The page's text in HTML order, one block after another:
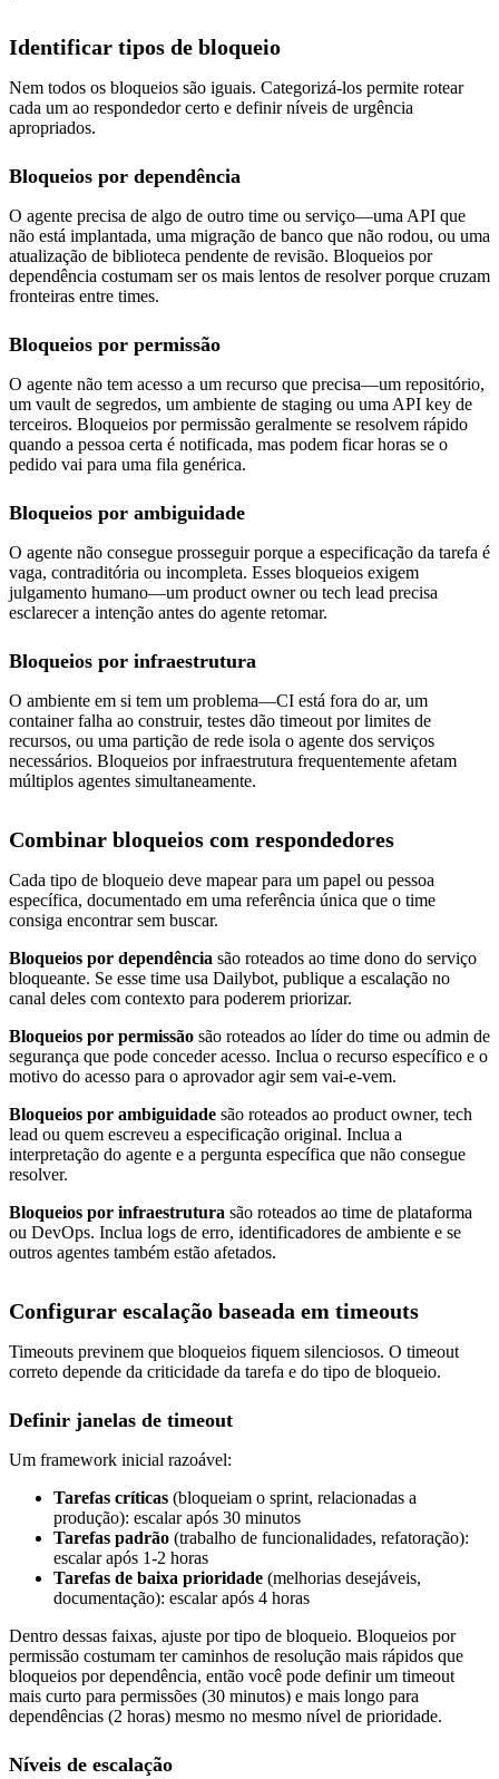
Identificar tipos de bloqueio
Nem todos os bloqueios são iguais. Categorizá-los permite rotear
cada um ao respondedor certo e definir níveis de urgência
apropriados.
Bloqueios por dependência
O agente precisa de algo de outro time ou serviço—uma API que
não está implantada, uma migração de banco que não rodou, ou uma
atualização de biblioteca pendente de revisão. Bloqueios por
dependência costumam ser os mais lentos de resolver porque cruzam
fronteiras entre times.
Bloqueios por permissão
O agente não tem acesso a um recurso que precisa—um repositório,
um vault de segredos, um ambiente de staging ou uma API key de
terceiros. Bloqueios por permissão geralmente se resolvem rápido
quando a pessoa certa é notificada, mas podem ficar horas se o
pedido vai para uma fila genérica.
Bloqueios por ambiguidade
O agente não consegue prosseguir porque a especificação da tarefa é
vaga, contraditória ou incompleta. Esses bloqueios exigem
julgamento humano—um product owner ou tech lead precisa
esclarecer a intenção antes do agente retomar.
Bloqueios por infraestrutura
O ambiente em si tem um problema—CI está fora do ar, um
container falha ao construir, testes dão timeout por limites de
recursos, ou uma partição de rede isola o agente dos serviços
necessários. Bloqueios por infraestrutura frequentemente afetam
múltiplos agentes simultaneamente.
Combinar bloqueios com respondedores
Cada tipo de bloqueio deve mapear para um papel ou pessoa
específica, documentado em uma referência única que o time
consiga encontrar sem buscar.
Bloqueios por dependência são roteados ao time dono do serviço
bloqueante. Se esse time usa Dailybot, publique a escalação no
canal deles com contexto para poderem priorizar.
Bloqueios por permissão são roteados ao líder do time ou admin de
segurança que pode conceder acesso. Inclua o recurso específico e o
motivo do acesso para o aprovador agir sem vai-e-vem.
Bloqueios por ambiguidade são roteados ao product owner, tech
lead ou quem escreveu a especificação original. Inclua a
interpretação do agente e a pergunta específica que não consegue
resolver.
Bloqueios por infraestrutura são roteados ao time de plataforma
ou DevOps. Inclua logs de erro, identificadores de ambiente e se
outros agentes também estão afetados.
Configurar escalação baseada em timeouts
Timeouts previnem que bloqueios fiquem silenciosos. O timeout
correto depende da criticidade da tarefa e do tipo de bloqueio.
Definir janelas de timeout
Um framework inicial razoável:
Tarefas críticas (bloqueiam o sprint, relacionadas a
produção): escalar após 30 minutos
Tarefas padrão (trabalho de funcionalidades, refatoração):
escalar após 1-2 horas
Tarefas de baixa prioridade (melhorias desejáveis,
documentação): escalar após 4 horas
Dentro dessas faixas, ajuste por tipo de bloqueio. Bloqueios por
permissão costumam ter caminhos de resolução mais rápidos que
bloqueios por dependência, então você pode definir um timeout
mais curto para permissões (30 minutos) e mais longo para
dependências (2 horas) mesmo no mesmo nível de prioridade.
Níveis de escalação